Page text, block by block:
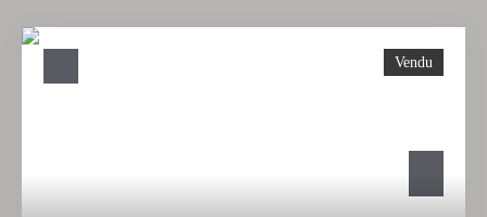
de bain moderne avec douche italienne, parking privé idéal pour
décharger vos courses, beaucoup d'atouts qui vous faciliteront la
Vendu